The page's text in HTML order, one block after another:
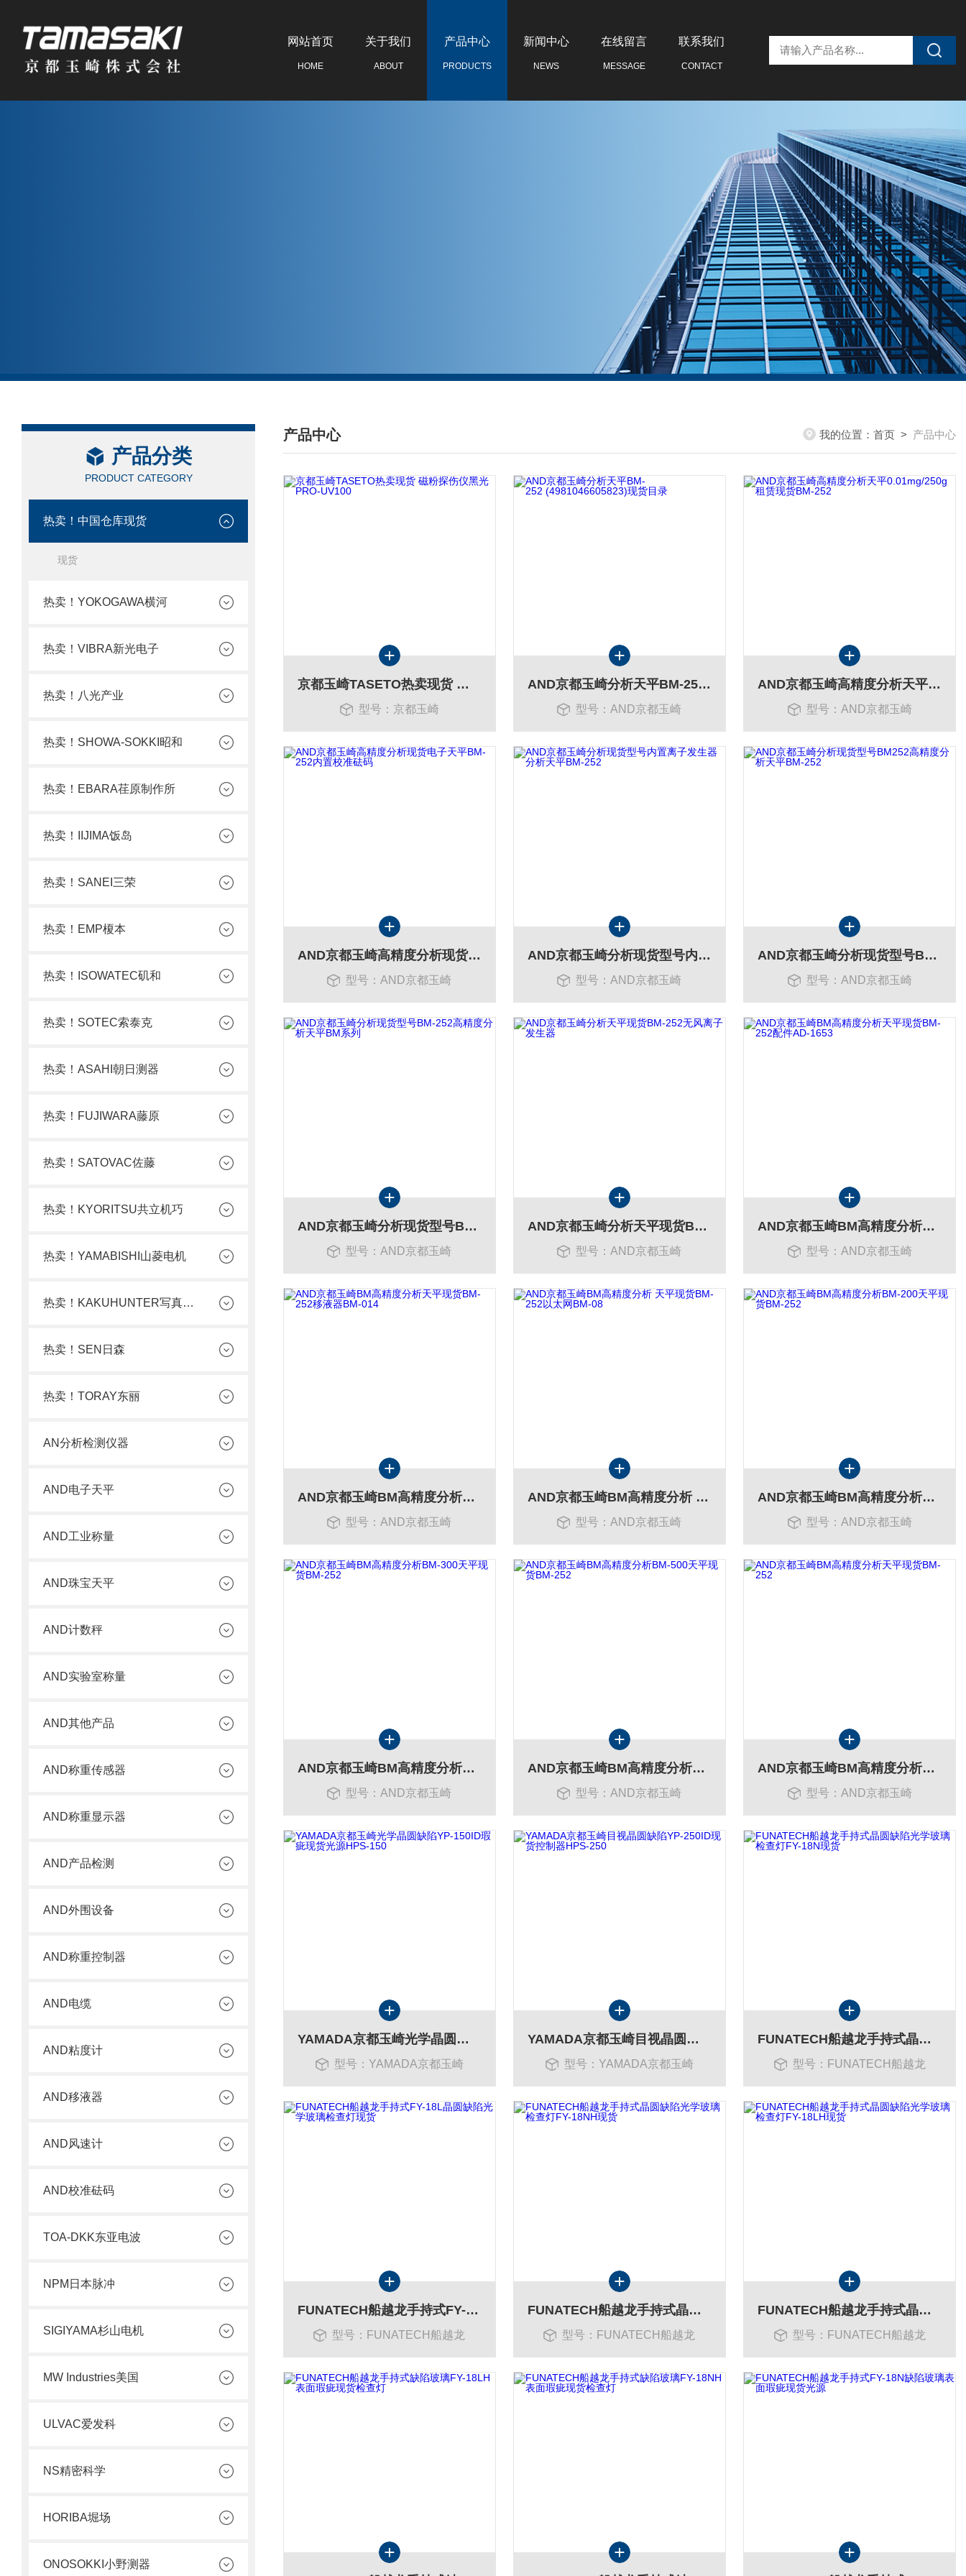
网站首页
HOME
关于我们
ABOUT
产品中心
PRODUCTS
新闻中心
NEWS
在线留言
MESSAGE
联系我们
CONTACT
产品分类
PRODUCT CATEGORY
热卖！中国仓库现货
现货
热卖！YOKOGAWA横河
热卖！VIBRA新光电子
热卖！八光产业
热卖！SHOWA-SOKKI昭和
热卖！EBARA荏原制作所
热卖！IIJIMA饭岛
热卖！SANEI三荣
热卖！EMP榎本
热卖！ISOWATEC矶和
热卖！SOTEC索泰克
热卖！ASAHI朝日测器
热卖！FUJIWARA藤原
热卖！SATOVAC佐藤
热卖！KYORITSU共立机巧
热卖！YAMABISHI山菱电机
热卖！KAKUHUNTER写真化学
热卖！SEN日森
热卖！TORAY东丽
AN分析检测仪器
AND电子天平
AND工业称量
AND珠宝天平
AND计数秤
AND实验室称量
AND其他产品
AND称重传感器
AND称重显示器
AND产品检测
AND外围设备
AND称重控制器
AND电缆
AND粘度计
AND移液器
AND风速计
AND校准砝码
TOA-DKK东亚电波
NPM日本脉冲
SIGIYAMA杉山电机
MW Industries美国
ULVAC爱发科
NS精密科学
HORIBA堀场
ONOSOKKI小野测器
产品中心
/ PRODUCTS CENTER
我的位置： 首页 > 产品中心
京都玉崎TASETO热卖现货 磁粉探伤仪黑光PRO-UV100
型号：京都玉崎
AND京都玉崎分析天平BM-252 (4981046605823)现货目录
型号：AND京都玉崎
AND京都玉崎高精度分析天平0.01mg/250g租赁现货BM-252
型号：AND京都玉崎
AND京都玉崎高精度分析现货电子天平BM-252内置校准砝码
型号：AND京都玉崎
AND京都玉崎分析现货型号内置离子发生器分析天平BM-252
型号：AND京都玉崎
AND京都玉崎分析现货型号BM252高精度分析天平BM-252
型号：AND京都玉崎
AND京都玉崎分析现货型号BM-252高精度分析天平BM系列
型号：AND京都玉崎
AND京都玉崎分析天平现货BM-252无风离子发生器
型号：AND京都玉崎
AND京都玉崎BM高精度分析天平现货BM-252配件AD-1653
型号：AND京都玉崎
AND京都玉崎BM高精度分析天平现货BM-252移液器BM-014
型号：AND京都玉崎
AND京都玉崎BM高精度分析 天平现货BM-252以太网BM-08
型号：AND京都玉崎
AND京都玉崎BM高精度分析BM-200天平现货BM-252
型号：AND京都玉崎
AND京都玉崎BM高精度分析BM-300天平现货BM-252
型号：AND京都玉崎
AND京都玉崎BM高精度分析BM-500天平现货BM-252
型号：AND京都玉崎
AND京都玉崎BM高精度分析天平现货BM-252
型号：AND京都玉崎
YAMADA京都玉崎光学晶圆缺陷YP-150ID瑕疵现货光源HPS-150
型号：YAMADA京都玉崎
YAMADA京都玉崎目视晶圆缺陷YP-250ID现货控制器HPS-250
型号：YAMADA京都玉崎
FUNATECH船越龙手持式晶圆缺陷光学玻璃检查灯FY-18N现货
型号：FUNATECH船越龙
FUNATECH船越龙手持式FY-18L晶圆缺陷光学玻璃检查灯现货
型号：FUNATECH船越龙
FUNATECH船越龙手持式晶圆缺陷光学玻璃检查灯FY-18NH现货
型号：FUNATECH船越龙
FUNATECH船越龙手持式晶圆缺陷光学玻璃检查灯FY-18LH现货
型号：FUNATECH船越龙